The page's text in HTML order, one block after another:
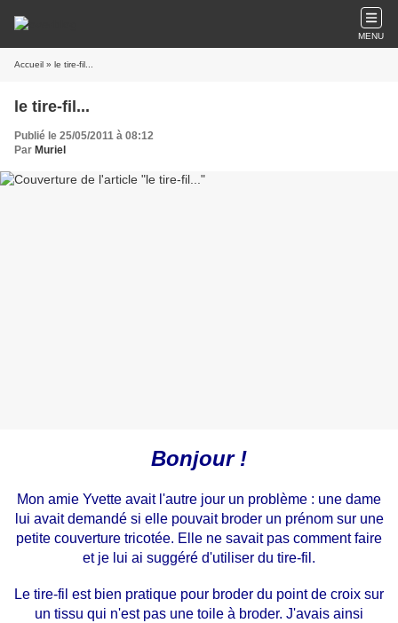
MENU
Accueil » le tire-fil...
le tire-fil...
Publié le 25/05/2011 à 08:12
Par Muriel
Bonjour !
Mon amie Yvette avait l'autre jour un problème : une dame
lui avait demandé si elle pouvait broder un prénom sur une
petite couverture tricotée. Elle ne savait pas comment faire
et je lui ai suggéré d'utiliser du tire-fil.
Le tire-fil est bien pratique pour broder du point de croix sur
un tissu qui n'est pas une toile à broder. J'avais ainsi